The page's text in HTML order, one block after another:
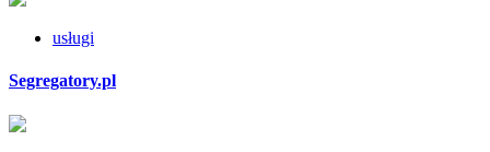
usługi
Segregatory.pl